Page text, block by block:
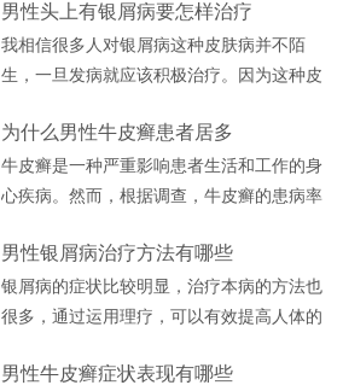
的治疗并不是那么容易。牛皮......[详细]
男性头上有银屑病要怎样治疗
我相信很多人对银屑病这种皮肤病并不陌
生，一旦发病就应该积极治疗。因为这种皮
制，很容易从局部发展到全身。......
为什么男性牛皮癣患者居多
牛皮癣是一种严重影响患者生活和工作的身
心疾病。然而，根据调查，牛皮癣的患病率
人。 济南牛皮癣医院表示，由......
男性银屑病治疗方法有哪些
银屑病的症状比较明显，治疗本病的方法也
很多，通过运用理疗，可以有效提高人体的
西医结合来缓解病情。 济南......
男性牛皮癣症状表现有哪些